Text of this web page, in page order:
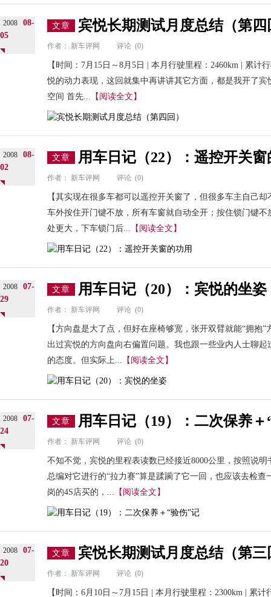
2008
08-
05
文章 宾悦长期测试月度总结（第四
作者： 新车评网 评论 (0)
【时间：7月15日～8月5日 | 本月行驶里程：2460km | 累计
悦的动力表现，这回就集中再讲讲其它方面，都是我开了
空间 首先... 【阅读全文】
2008
08-
02
文章 用车日记（22）：遥控开关窗
作者： 新车评网 评论 (0)
【其实现在很多车都可以遥控开关窗了，但很多车主自己
车外按住开门键不放，所有车窗就自动全开；按住锁门键
处更大，下车锁门后... 【阅读全文】
2008
07-
29
文章 用车日记（20）：宾悦的坐姿
作者： 新车评网 评论 (0)
【方向盘是大了点，但好在座椅够宽，张开双臂就能“拥
出过宾悦的方向盘向右偏置问题。我也跟一些业内人士聊
的态度。但实际上... 【阅读全文】
2008
07-
24
文章 用车日记（19）：二次保养＋
作者： 新车评网 评论 (0)
不知不觉，宾悦的里程表读数已经接近8000公里，按照说
总编对它进行的“拉力赛”算是蹂躏了它一回，也应该去检
岗的4S店买的，... 【阅读全文】
2008
07-
20
文章 宾悦长期测试月度总结（第三
作者： 新车评网 评论 (0)
【时间：6月10日～7月15日 | 本月行驶里程：2300km | 累